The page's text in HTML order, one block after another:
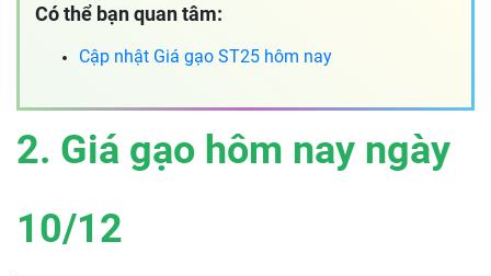
Có thể bạn quan tâm:
Cập nhật Giá gạo ST25 hôm nay
2. Giá gạo hôm nay ngày
10/12